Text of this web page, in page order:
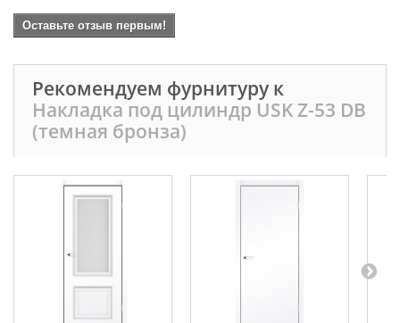
Оставьте отзыв первым!
Рекомендуем фурнитуру к
Накладка под цилиндр USK Z-53 DB
(темная бронза)